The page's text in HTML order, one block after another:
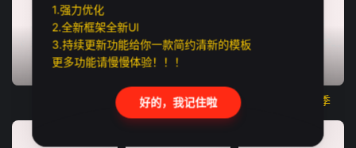
更新至第02集
贝尼多姆命案 谜探休格第二季
1.强力优化
2.全新框架全新UI
3.持续更新功能给你一款简约清新的模板
更多功能请慢慢体验！！！
好的，我记住啦